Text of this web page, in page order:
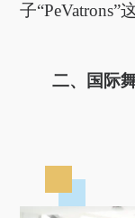
子“PeVatrons”
二、国际